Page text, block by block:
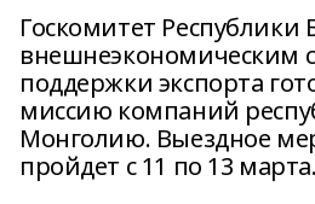
Госкомитет Республики
внешнеэкономическим
поддержки экспорта
миссию компаний
Монголию. Выездное
пройдет с 11 по 13 марта.